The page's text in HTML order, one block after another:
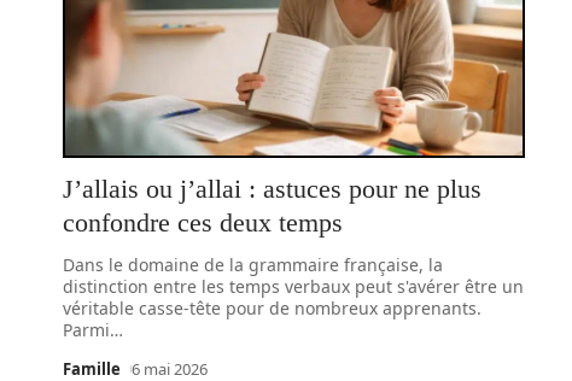
J’allais ou j’allai : astuces pour ne plus
confondre ces deux temps
Dans le domaine de la grammaire française, la
distinction entre les temps verbaux peut s'avérer être un
véritable casse-tête pour de nombreux apprenants.
Parmi…
Famille 6 mai 2026